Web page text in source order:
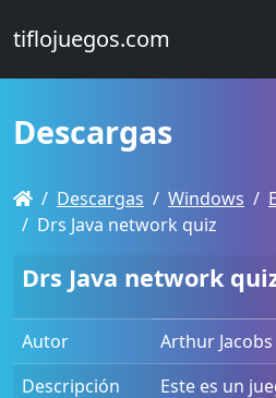
tiflojuegos.com
Descargas
Descargas Windows
Drs Java network quiz
Drs Java network
Autor
Arthur Jacobs
Descripción
Este es un